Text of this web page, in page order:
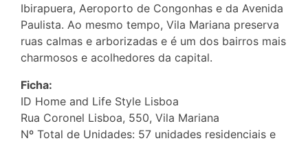
Ibirapuera, Aeroporto de Congonhas e da Avenida
Paulista. Ao mesmo tempo, Vila Mariana preserva
ruas calmas e arborizadas e é um dos bairros mais
charmosos e acolhedores da capital.
Ficha:
ID Home and Life Style Lisboa
Rua Coronel Lisboa, 550, Vila Mariana
Nº Total de Unidades: 57 unidades residenciais e